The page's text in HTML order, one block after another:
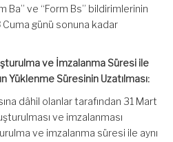
Ba” ve “Form Bs” bildirimlerinin
Cuma günü sonuna kadar
ve İmzalanma Süresi ile
Yüklenme Süresinin Uzatılması:
dâhil olanlar tarafından 31 Mart
ve imzalanması
ve imzalanma süresi ile aynı